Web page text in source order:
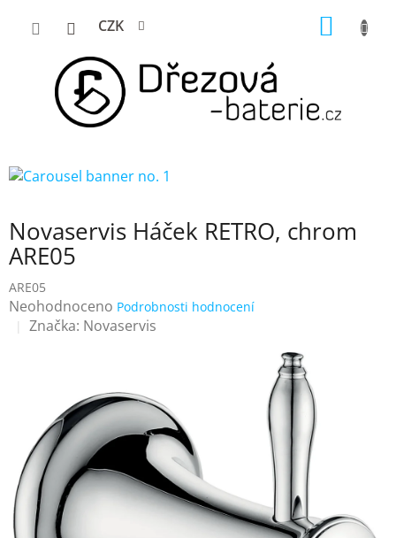
CZK
Novaservis Háček RETRO, chrom
ARE05
ARE05
Průměrné
hodnocení
hvězdiček.
Neohodnoceno Podrobnosti hodnocení
Značka: Novaservis